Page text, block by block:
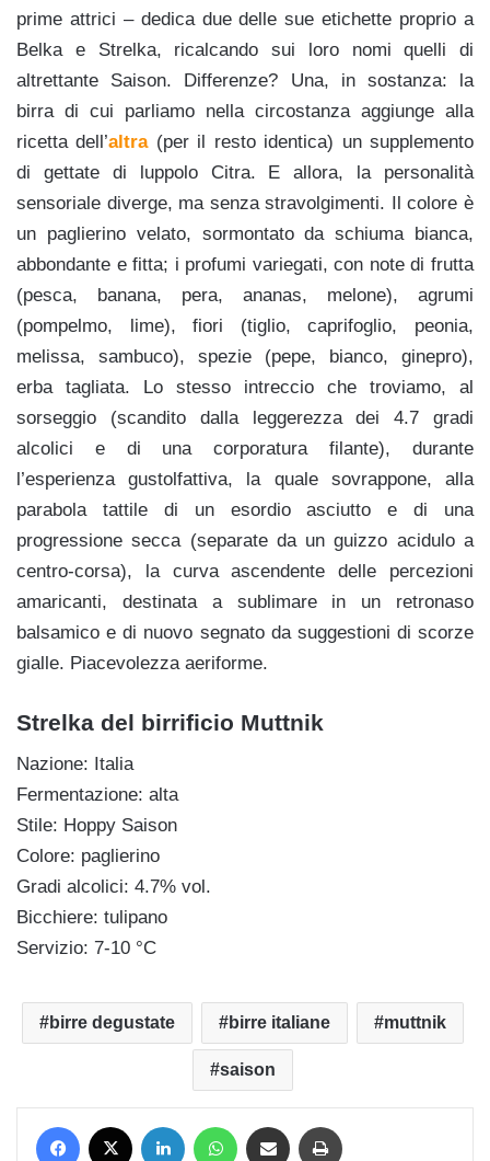
prime attrici – dedica due delle sue etichette proprio a
Belka e Strelka, ricalcando sui loro nomi quelli di
altrettante Saison. Differenze? Una, in sostanza: la
birra di cui parliamo nella circostanza aggiunge alla
ricetta dell’altra (per il resto identica) un supplemento
di gettate di luppolo Citra. E allora, la personalità
sensoriale diverge, ma senza stravolgimenti. Il colore è
un paglierino velato, sormontato da schiuma bianca,
abbondante e fitta; i profumi variegati, con note di frutta
(pesca, banana, pera, ananas, melone), agrumi
(pompelmo, lime), fiori (tiglio, caprifoglio, peonia,
melissa, sambuco), spezie (pepe, bianco, ginepro),
erba tagliata. Lo stesso intreccio che troviamo, al
sorseggio (scandito dalla leggerezza dei 4.7 gradi
alcolici e di una corporatura filante), durante
l’esperienza gustolfattiva, la quale sovrappone, alla
parabola tattile di un esordio asciutto e di una
progressione secca (separate da un guizzo acidulo a
centro-corsa), la curva ascendente delle percezioni
amaricanti, destinata a sublimare in un retronaso
balsamico e di nuovo segnato da suggestioni di scorze
gialle. Piacevolezza aeriforme.
Strelka del birrificio Muttnik
Nazione: Italia
Fermentazione: alta
Stile: Hoppy Saison
Colore: paglierino
Gradi alcolici: 4.7% vol.
Bicchiere: tulipano
Servizio: 7-10 °C
birre degustate birre italiane muttnik
saison
Facebook LinkedIn WhatsApp Condividi via mail